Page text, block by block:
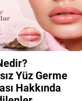
Yüz Germe
Hakkında